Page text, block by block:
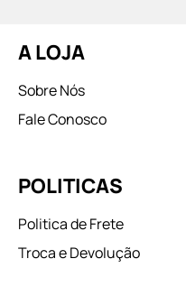
A LOJA
Sobre Nós
Fale Conosco
POLITICAS
Politica de Frete
Troca e Devolução